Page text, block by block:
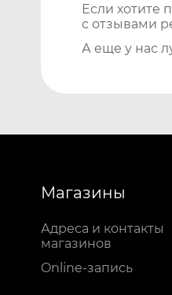
Если хотите
с отзывами
А еще у нас
Магазины
Адреса и контакты
магазинов
Online-запись